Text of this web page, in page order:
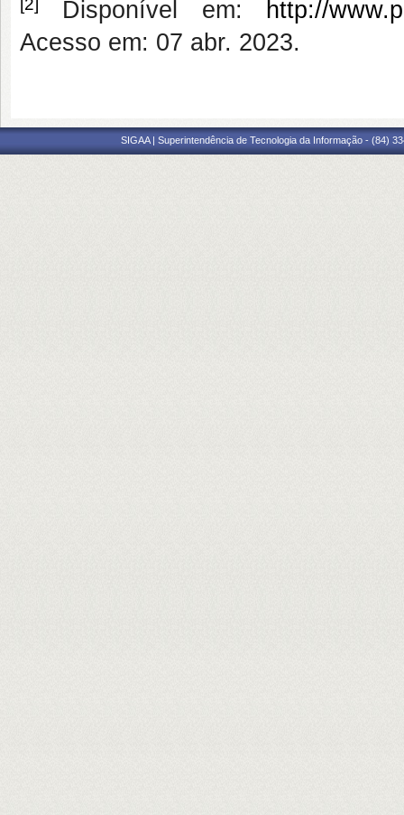
[2] Disponível em:
http://
Acesso em: 07 abr. 2023.
SIGAA | Superintendência de Tecnologia da Informação - (84)